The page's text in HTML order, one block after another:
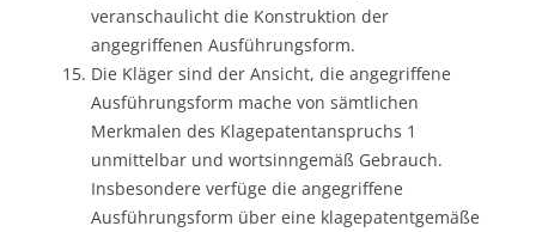
veranschaulicht die Konstruktion der
angegriffenen Ausführungsform.
Die Kläger sind der Ansicht, die angegriffene
Ausführungsform mache von sämtlichen
Merkmalen des Klagepatentanspruchs 1
unmittelbar und wortsinngemäß Gebrauch.
Insbesondere verfüge die angegriffene
Ausführungsform über eine klagepatentgemäße